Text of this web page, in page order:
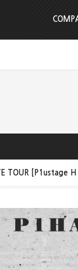
TOUR [P1ustage